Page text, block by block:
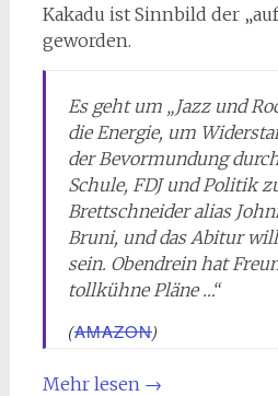
Kakadu ist Sinnbild der
geworden.
Es geht um „Jazz und
die Energie, um
der Bevormundung
Schule, FDJ und Politik
Brettschneider alias
Bruni, und das Abitur
sein. Obendrein hat
tollkühne Pläne …“
(AMAZON)
Mehr lesen →